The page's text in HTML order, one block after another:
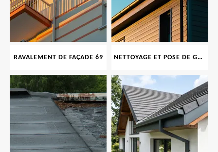
RAVALEMENT DE FAÇADE 69 NETTOYAGE ET POSE DE GOUTTIÈRE 69